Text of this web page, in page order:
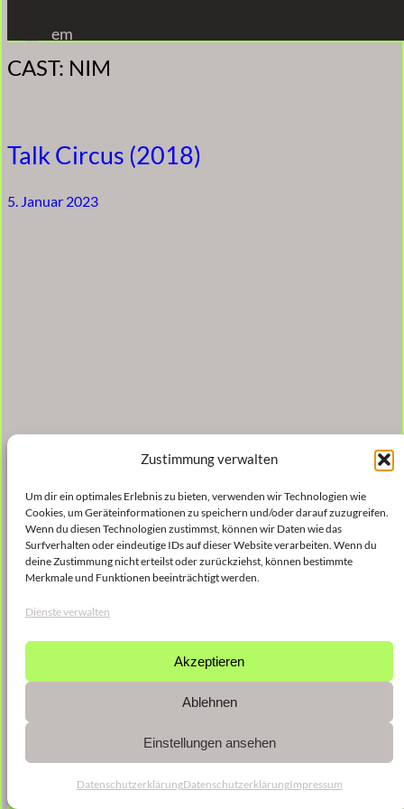
Zustimmung verwalten
Um dir ein optimales Erlebnis zu bieten, verwenden wir Technologien wie
Cookies, um Geräteinformationen zu speichern und/oder darauf zuzugreifen.
Wenn du diesen Technologien zustimmst, können wir Daten wie das
Surfverhalten oder eindeutige IDs auf dieser Website verarbeiten. Wenn du
deine Zustimmung nicht erteilst oder zurückziehst, können bestimmte
Merkmale und Funktionen beeinträchtigt werden.
Dienste verwalten
Akzeptieren
Ablehnen
Einstellungen ansehen
DatenschutzerklärungDatenschutzerklärungImpressum
Inhalt
springen
em
CAST: NIM
Talk Circus (2018)
5. Januar 2023